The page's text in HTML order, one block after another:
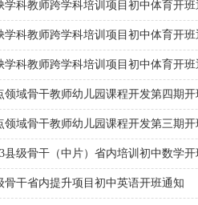
学科教师跨学科培训项目初中体育开班
学科教师跨学科培训项目初中体育开班
学科教师跨学科培训项目初中体育开班
领域骨干教师幼儿园课程开发第四期开
领域骨干教师幼儿园课程开发第三期开
县级骨干（中片）省内培训初中数学开
骨干省内提升项目初中英语开班通知